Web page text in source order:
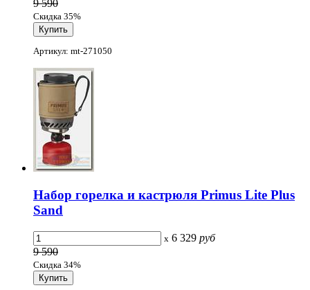
9 590
Скидка 35%
Артикул: mt-271050
Набор горелка и кастрюля Primus Lite Plus
Sand
x 6 329 руб
9 590
Скидка 34%